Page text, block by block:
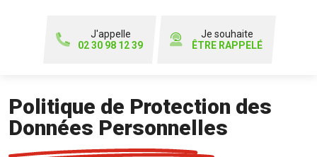
J'appelle
02 30 98 12 39
Je souhaite
ÊTRE RAPPELÉ
Politique de Protection des
Données Personnelles